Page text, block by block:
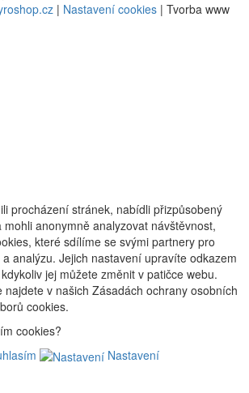
| Nastavení cookies | Tvorba www
procházení stránek, nabídli přizpůsobený
anonymně analyzovat návštěvnost,
které sdílíme se svými partnery pro
analýzu. Jejich nastavení upravíte odkazem
jej můžete změnit v patičce webu.
najdete v našich Zásadách ochrany osobních
cookies.
cookies?
Nastavení